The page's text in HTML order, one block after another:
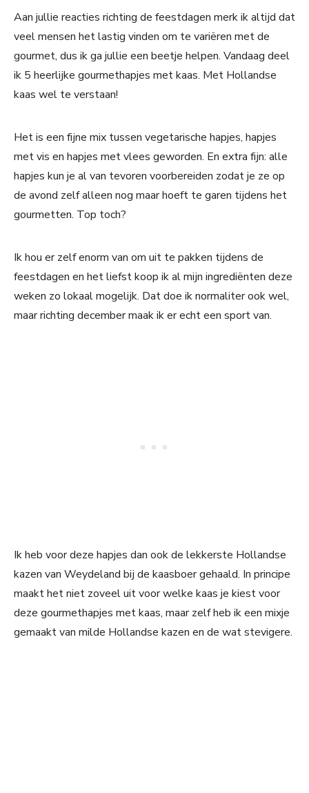
Aan jullie reacties richting de feestdagen merk ik altijd dat
veel mensen het lastig vinden om te variëren met de
gourmet, dus ik ga jullie een beetje helpen. Vandaag deel
ik 5 heerlijke gourmethapjes met kaas. Met Hollandse
kaas wel te verstaan!
Het is een fijne mix tussen vegetarische hapjes, hapjes
met vis en hapjes met vlees geworden. En extra fijn: alle
hapjes kun je al van tevoren voorbereiden zodat je ze op
de avond zelf alleen nog maar hoeft te garen tijdens het
gourmetten. Top toch?
Ik hou er zelf enorm van om uit te pakken tijdens de
feestdagen en het liefst koop ik al mijn ingrediënten deze
weken zo lokaal mogelijk. Dat doe ik normaliter ook wel,
maar richting december maak ik er echt een sport van.
Ik heb voor deze hapjes dan ook de lekkerste Hollandse
kazen van Weydeland bij de kaasboer gehaald. In principe
maakt het niet zoveel uit voor welke kaas je kiest voor
deze gourmethapjes met kaas, maar zelf heb ik een mixje
gemaakt van milde Hollandse kazen en de wat stevigere.